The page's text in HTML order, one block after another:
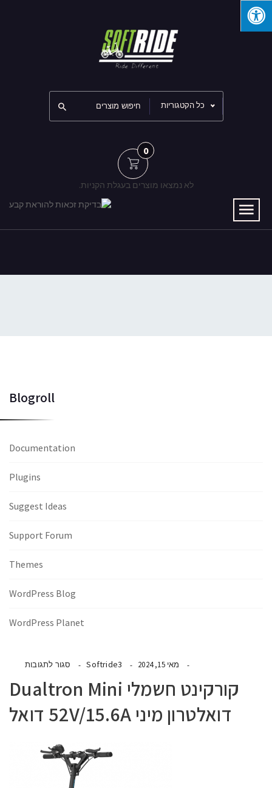
כל הקטגוריות
0
לא נמצאו מוצרים בעגלת הקניות.
מאי 15, 2024 Softride3 סגור לתגובות
קורקינט חשמלי Dualtron Mini
דואלטרון מיני 52V/15.6A דואל
Blogroll
Documentation
Plugins
Suggest Ideas
Support Forum
Themes
WordPress Blog
WordPress Planet